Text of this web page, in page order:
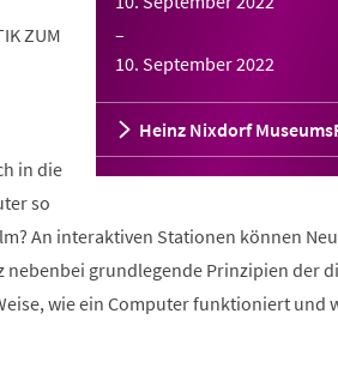
–
10. September 2022
Heinz Nixdorf
ZUM
in die
so
An interaktiven Stationen können
grundlegende Prinzipien der
wie ein Computer funktioniert und